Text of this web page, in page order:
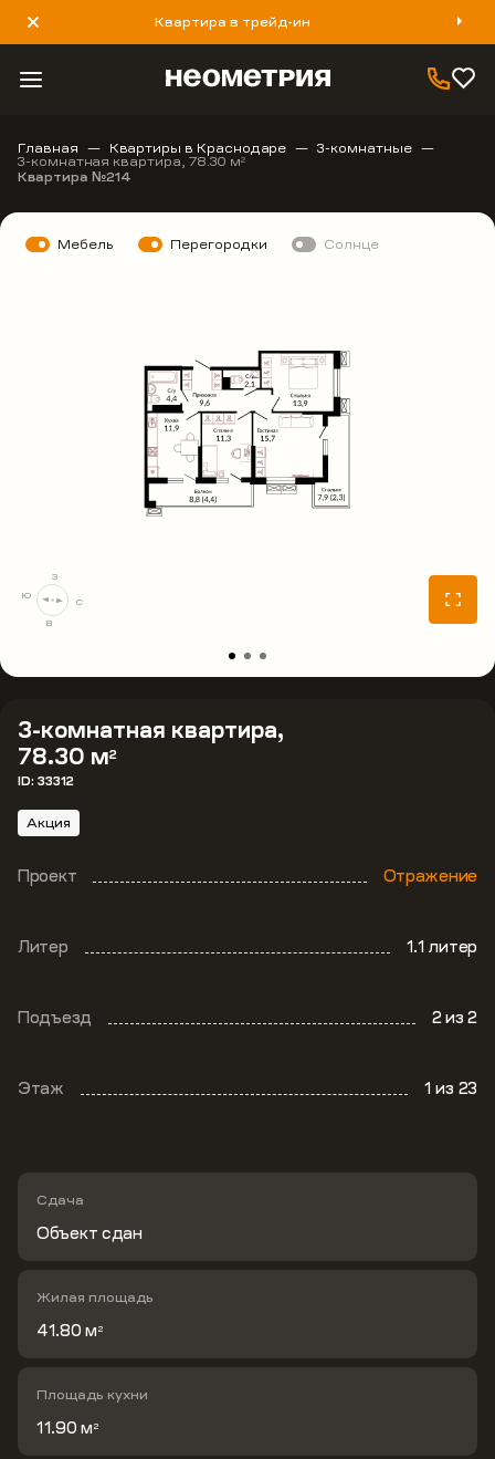
Квартира в трейд-ин
8 800 777 40 93
Главная Квартиры в Краснодаре 3-комнатные
3-комнатная квартира, 78.30 м2
Квартира №214
3-комнатная квартира,
78.30 м2
ID: 33312
Акция
Проект Отражение
Литер 1.1 литер
Подъезд 2из 2
Этаж 1из 23
Сдача
Объект сдан
Жилая площадь
41.80 м 2
Площадь кухни
11.90 м 2
Мебель Перегородки Солнце
С
В
Ю
З